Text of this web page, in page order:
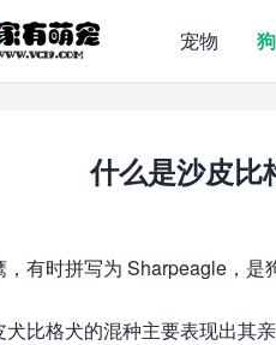
宠物
什么是沙皮比
，有时拼写为 Sharpeagle，是
犬比格犬的混种主要表现出其